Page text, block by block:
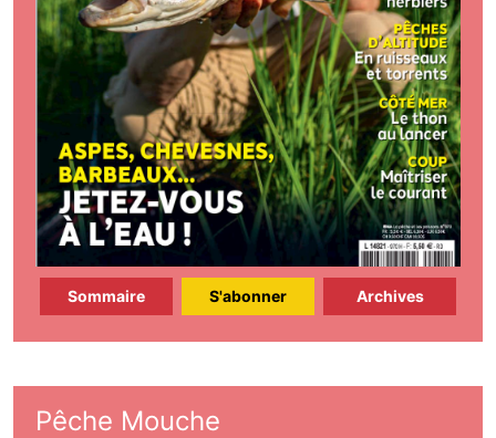
Sommaire S'abonner Archives
Pêche Mouche